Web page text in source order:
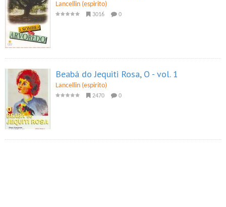
Lancellin (espirito)
3016 0
Beabá do Jequiti Rosa, O - vol. 1
Lancellin (espirito)
2470 0